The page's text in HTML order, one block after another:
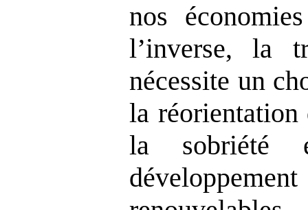
nos
l’inverse, la
nécessite un
la
la sobriété